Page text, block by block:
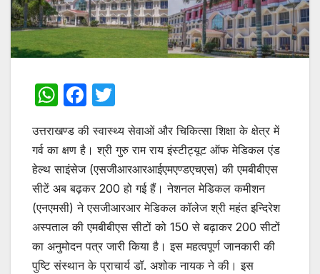
W
at
s
A
p
p
F
a
c
e
b
o
o
k
w
itt
er
उत्तराखण्ड की स्वास्थ्य सेवाओं और चिकित्सा शिक्षा के क्षेत्र में
गर्व का क्षण है। श्री गुरु राम राय इंस्टीट्यूट ऑफ मेडिकल एंड
हेल्थ साइंसेज (एसजीआरआरआईएमएण्डएचएस) की एमबीबीएस
सीटें अब बढ़कर 200 हो गई हैं। नेशनल मेडिकल कमीशन
(एनएमसी) ने एसजीआरआर मेडिकल कॉलेज श्री महंत इन्दिरेश
अस्पताल की एमबीबीएस सीटों को 150 से बढ़ाकर 200 सीटों
का अनुमोदन पत्र जारी किया है। इस महत्वपूर्ण जानकारी की
पुष्टि संस्थान के प्राचार्य डॉ. अशोक नायक ने की। इस